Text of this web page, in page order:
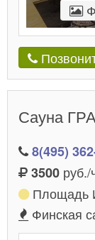
Сауна
8(495)
3500 руб./
Площадь
Финская